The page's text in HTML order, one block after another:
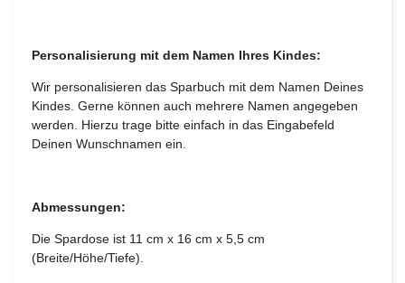
Personalisierung mit dem Namen Ihres Kindes:
Wir personalisieren das Sparbuch mit dem Namen Deines
Kindes. Gerne können auch mehrere Namen angegeben
werden. Hierzu trage bitte einfach in das Eingabefeld
Deinen Wunschnamen ein.
Abmessungen:
Die Spardose ist 11 cm x 16 cm x 5,5 cm
(Breite/Höhe/Tiefe).